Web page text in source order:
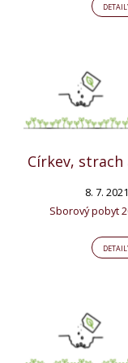
Církev, strach
8. 7. 2021
Sborový pobyt